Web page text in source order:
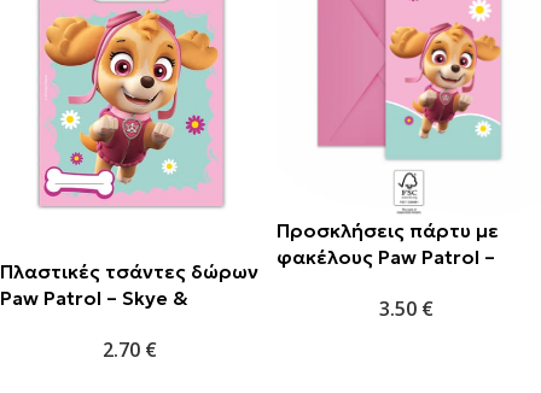
Πλαστικές τσάντες δώρων
Paw Patrol – Skye &
2.70 €
Προσκλήσεις πάρτυ με
φακέλους Paw Patrol –
3.50 €